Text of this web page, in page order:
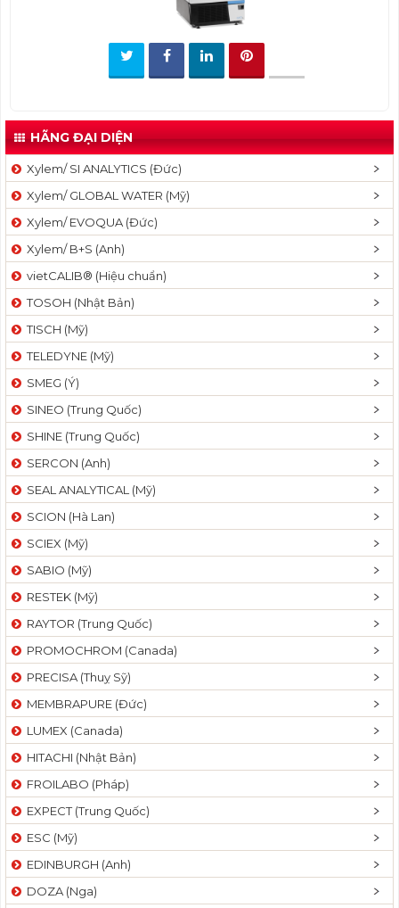
HÃNG ĐẠI DIỆN
Xylem/ SI ANALYTICS (Đức)
Xylem/ GLOBAL WATER (Mỹ)
Xylem/ EVOQUA (Đức)
Xylem/ B+S (Anh)
vietCALIB® (Hiệu chuẩn)
TOSOH (Nhật Bản)
TISCH (Mỹ)
TELEDYNE (Mỹ)
SMEG (Ý)
SINEO (Trung Quốc)
SHINE (Trung Quốc)
SERCON (Anh)
SEAL ANALYTICAL (Mỹ)
SCION (Hà Lan)
SCIEX (Mỹ)
SABIO (Mỹ)
RESTEK (Mỹ)
RAYTOR (Trung Quốc)
PROMOCHROM (Canada)
PRECISA (Thuỵ Sỹ)
MEMBRAPURE (Đức)
LUMEX (Canada)
HITACHI (Nhật Bản)
FROILABO (Pháp)
EXPECT (Trung Quốc)
ESC (Mỹ)
EDINBURGH (Anh)
DOZA (Nga)